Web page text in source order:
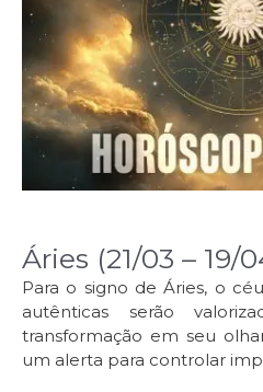
Áries (21/03 – 19/
Para o signo de Áries, o
autênticas serão
transformação em seu
um alerta para controlar